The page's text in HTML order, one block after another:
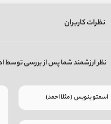
نظرات کاربران
نظر ارزشمند شما پس از بررسی توسط